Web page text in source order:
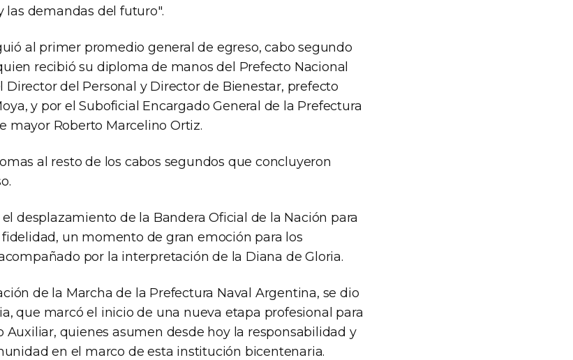
las demandas del futuro".
al primer promedio general de egreso, cabo segundo
recibió su diploma de manos del Prefecto Nacional
Director del Personal y Director de Bienestar, prefecto
y por el Suboficial Encargado General de la Prefectura
mayor Roberto Marcelino Ortiz.
al resto de los cabos segundos que concluyeron
desplazamiento de la Bandera Oficial de la Nación para
un momento de gran emoción para los
por la interpretación de la Diana de Gloria.
de la Marcha de la Prefectura Naval Argentina, se dio
que marcó el inicio de una nueva etapa profesional para
Auxiliar, quienes asumen desde hoy la responsabilidad y
en el marco de esta institución bicentenaria.